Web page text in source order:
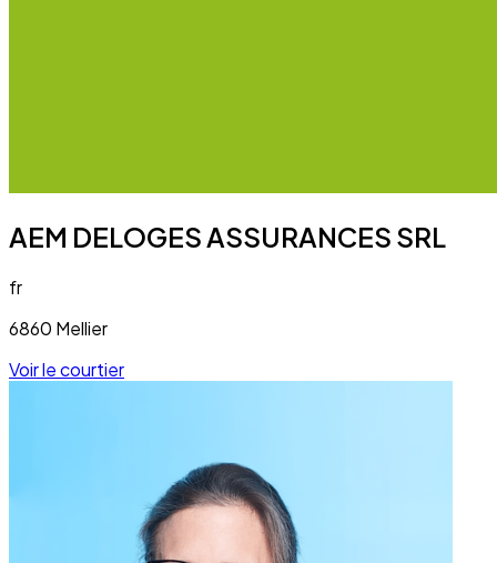
AEM DELOGES ASSURANCES SRL
fr
6860 Mellier
Voir le courtier